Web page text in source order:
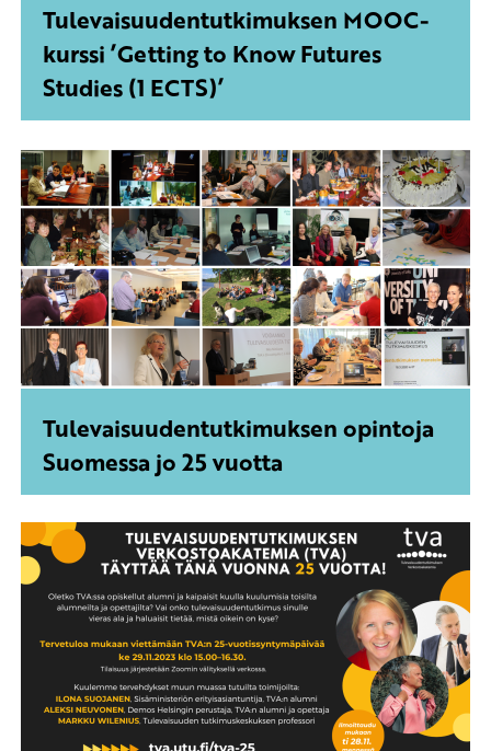
Tulevaisuudentutkimuksen MOOC-
kurssi ’Getting to Know Futures
Studies (1 ECTS)’
Tulevaisuudentutkimuksen opintoja
Suomessa jo 25 vuotta